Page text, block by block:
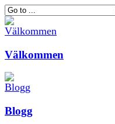
Välkommen
Blogg